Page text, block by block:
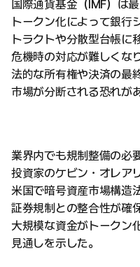
国際通貨基金（IMF）は最
トークン化によって銀行
トラクトや分散型台帳に
危機時の対応が難しくな
法的な所有権や決済の最
市場が分断される恐れが
業界内でも規制整備の必
投資家のケビン・オレア
米国で暗号資産市場構造
証券規制との整合性が確
大規模な資金がトークン
見通しを示した。